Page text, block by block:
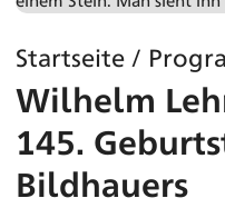
Startseite /
Wilhelm
145.
Bildhauers